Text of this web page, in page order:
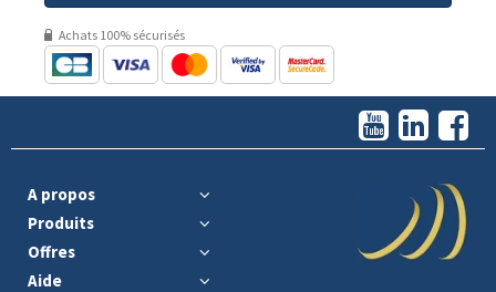
Achats 100% sécurisés
A propos
Produits
Offres
Aide